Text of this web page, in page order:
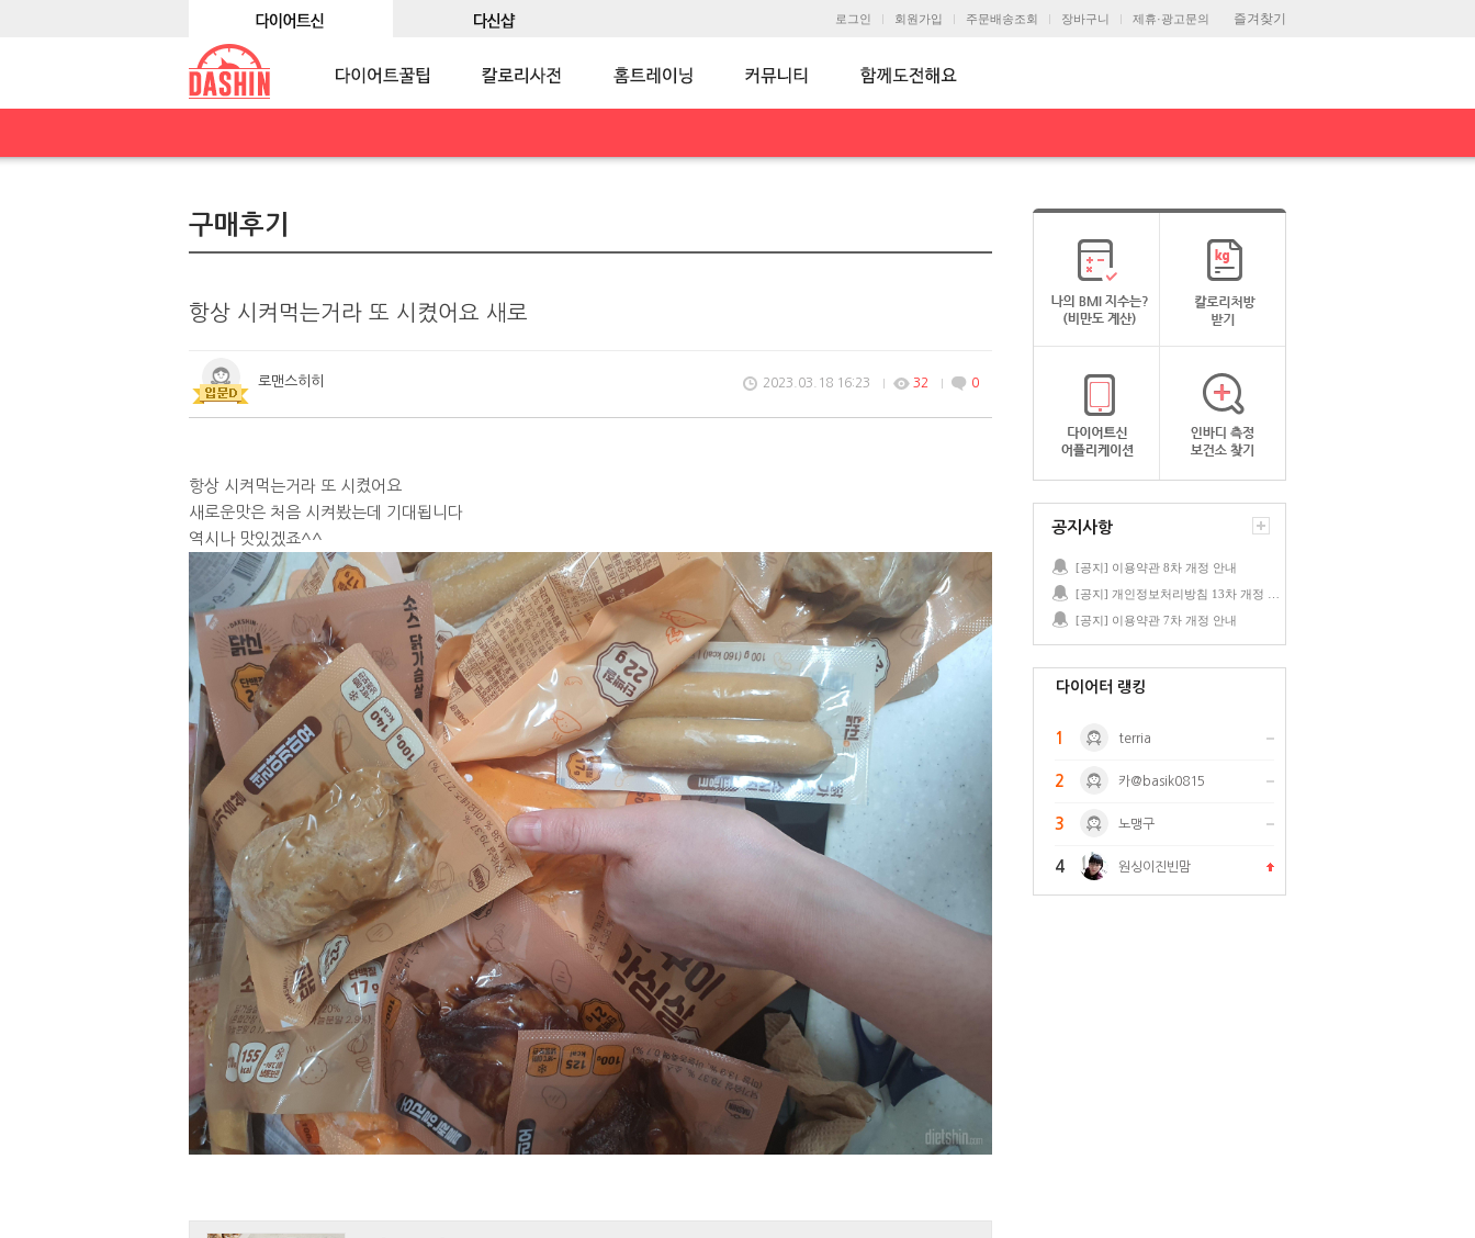
즐겨찾기
로그인 회원가입 주문배송조회 장바구니 제휴·광고문의
구매후기
항상 시켜먹는거라 또 시켰어요 새로
로맨스히히 2023.03.18 16:23 32 0
항상 시켜먹는거라 또 시켰어요
새로운맛은 처음 시켜봤는데 기대됩니다
역시나 맛있겠죠^^
공지사항
[공지] 이용약관 8차 개정 안내
[공지] 이용약관 7차 개정 안내
다이어터 랭킹
1 terria
2 카@basik0815
3 노맹구
4 원싱이진빈맘